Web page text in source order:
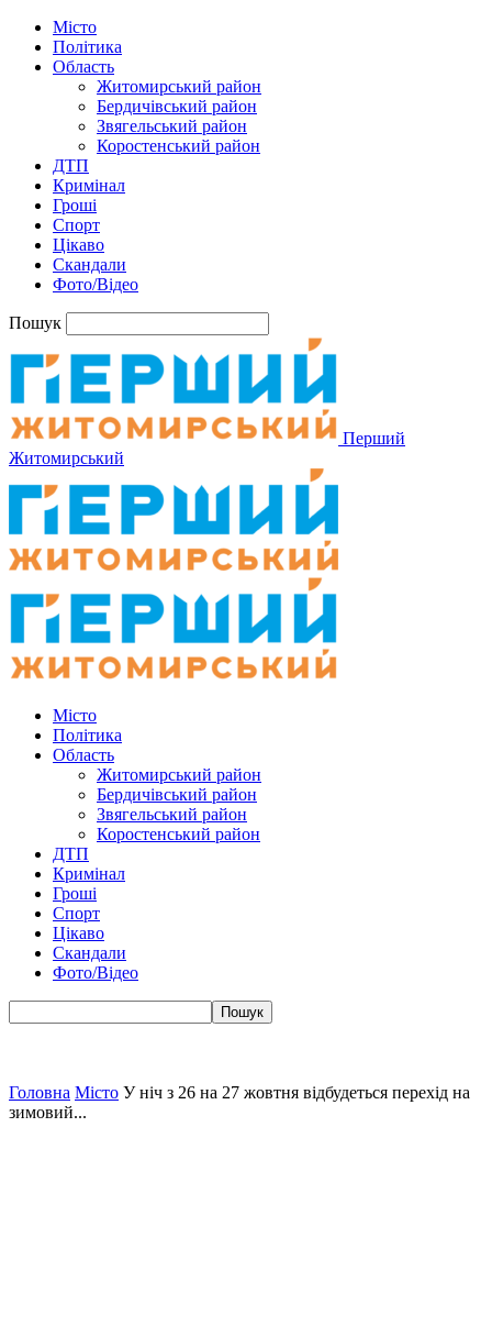
Місто
Політика
Область
Житомирський район
Бердичівський район
Звягельський район
Коростенський район
ДТП
Кримінал
Гроші
Спорт
Цікаво
Скандали
Фото/Відео
Пошук
Перший
Житомирський
Місто
Політика
Область
Житомирський район
Бердичівський район
Звягельський район
Коростенський район
ДТП
Кримінал
Гроші
Спорт
Цікаво
Скандали
Фото/Відео
Головна Місто У ніч з 26 на 27 жовтня відбудеться перехід на
зимовий...